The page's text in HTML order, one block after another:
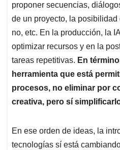
proponer secuencias,
de un proyecto, la
no, etc. En la producción, la
optimizar recursos y en la
tareas repetitivas. En
herramienta que está
procesos, no eliminar por
creativa, pero sí
En ese orden de ideas, la
tecnologías sí está